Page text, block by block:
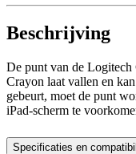
Beschrijving
De punt van de Logitech
Crayon laat vallen en
gebeurt, moet de punt
iPad-scherm te
Specificaties en